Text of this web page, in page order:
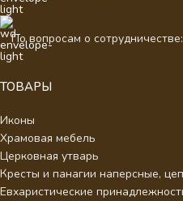
По вопросам о
ТОВАРЫ
Иконы
Храмовая мебель
Церковная утварь
Кресты и панагии наперсные,
Евхаристические